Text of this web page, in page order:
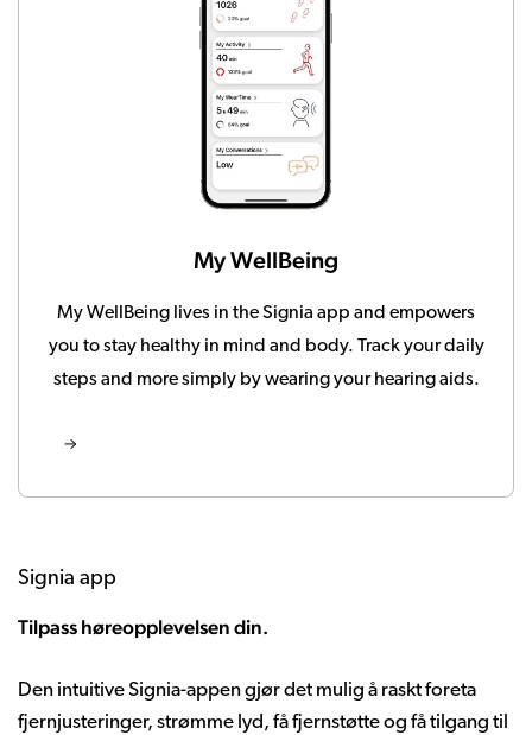
My WellBeing
My WellBeing lives in the Signia app and empowers
you to stay healthy in mind and body. Track your daily
steps and more simply by wearing your hearing aids.
Signia app
Tilpass høreopplevelsen din.
Den intuitive Signia-appen gjør det mulig å raskt foreta
fjernjusteringer, strømme lyd, få fjernstøtte og få tilgang til